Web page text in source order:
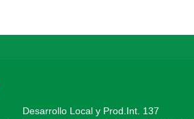
Desarrollo Local y Prod.Int. 137